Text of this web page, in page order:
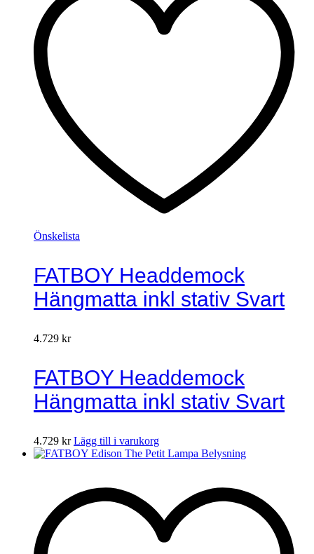
Önskelista
FATBOY Headdemock
Hängmatta inkl stativ Svart
4.729 kr
FATBOY Headdemock
Hängmatta inkl stativ Svart
4.729 kr Lägg till i varukorg